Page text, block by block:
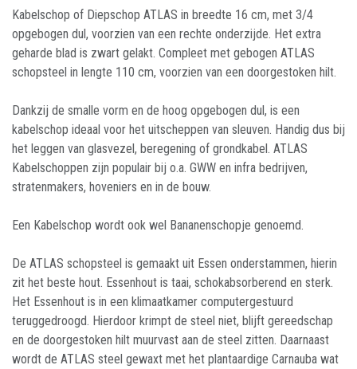
Kabelschop of Diepschop ATLAS in breedte 16 cm, met 3/4
opgebogen dul, voorzien van een rechte onderzijde. Het extra
geharde blad is zwart gelakt. Compleet met gebogen ATLAS
schopsteel in lengte 110 cm, voorzien van een doorgestoken hilt.
Dankzij de smalle vorm en de hoog opgebogen dul, is een
kabelschop ideaal voor het uitscheppen van sleuven. Handig dus bij
het leggen van glasvezel, beregening of grondkabel. ATLAS
Kabelschoppen zijn populair bij o.a. GWW en infra bedrijven,
stratenmakers, hoveniers en in de bouw.
Een Kabelschop wordt ook wel Bananenschopje genoemd.
De ATLAS schopsteel is gemaakt uit Essen onderstammen, hierin
zit het beste hout. Essenhout is taai, schokabsorberend en sterk.
Het Essenhout is in een klimaatkamer computergestuurd
teruggedroogd. Hierdoor krimpt de steel niet, blijft gereedschap
en de doorgestoken hilt muurvast aan de steel zitten. Daarnaast
wordt de ATLAS steel gewaxt met het plantaardige Carnauba wat